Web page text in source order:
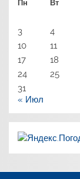
Пн Вт
3
4
10
11
17
18
24
25
31
« Июл